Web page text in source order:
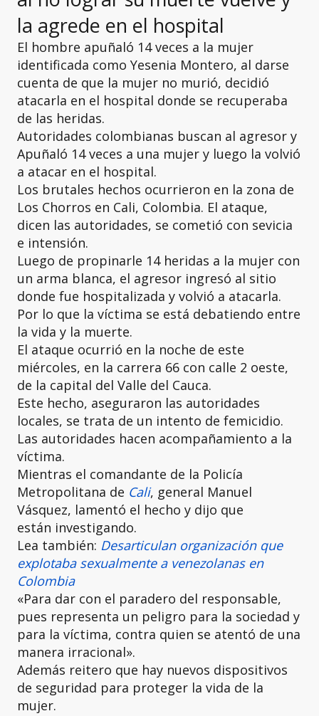
la agrede en el hospital
El hombre apuñaló 14 veces a la mujer
identificada como Yesenia Montero, al darse
cuenta de que la mujer no murió, decidió
atacarla en el hospital donde se recuperaba
de las heridas.
Autoridades colombianas buscan al agresor y
Apuñaló 14 veces a una mujer y luego la volvió
a atacar en el hospital.
Los brutales hechos ocurrieron en la zona de
Los Chorros en Cali, Colombia. El ataque,
dicen las autoridades, se cometió con sevicia
e intensión.
Luego de propinarle 14 heridas a la mujer con
un arma blanca, el agresor ingresó al sitio
donde fue hospitalizada y volvió a atacarla.
Por lo que la víctima se está debatiendo entre
la vida y la muerte.
El ataque ocurrió en la noche de este
miércoles, en la carrera 66 con calle 2 oeste,
de la capital del Valle del Cauca.
Este hecho, aseguraron las autoridades
locales, se trata de un intento de femicidio.
Las autoridades hacen acompañamiento a la
víctima.
Mientras el comandante de la Policía
Metropolitana de Cali, general Manuel
Vásquez, lamentó el hecho y dijo que
están investigando.
Lea también: Desarticulan organización que
explotaba sexualmente a venezolanas en
Colombia
«Para dar con el paradero del responsable,
pues representa un peligro para la sociedad y
para la víctima, contra quien se atentó de una
manera irracional».
Además reitero que hay nuevos dispositivos
de seguridad para proteger la vida de la
mujer.